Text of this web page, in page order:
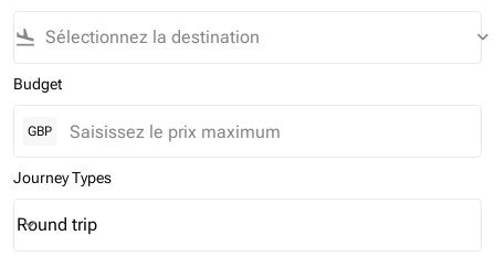
flight_land keyboard_arrow_down
Budget
GBP
Journey Types
Journey Types option Round trip Selected
Round trip
keyboard_arrow_down